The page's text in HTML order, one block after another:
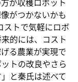
が収穫ロボット
がつかないかも
ストで気軽にロボ
的には、コスト
る農業が実現で
トの改良やさら
と秦氏は述べて